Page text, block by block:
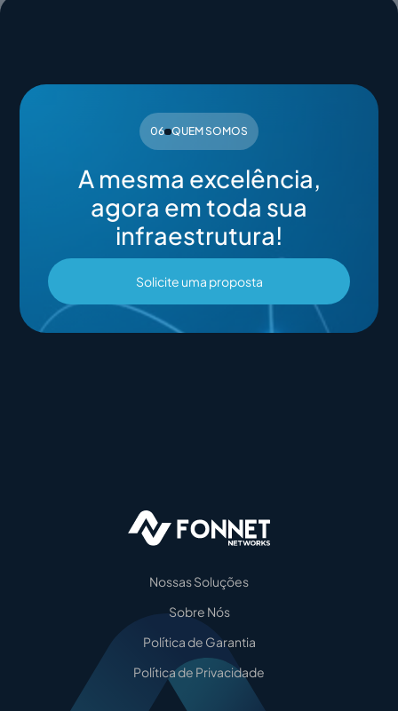
06 QUEM SOMOS
A mesma excelência,
agora em toda sua
infraestrutura!
Solicite uma proposta
Nossas Soluções
Sobre Nós
Política de Garantia
Política de Privacidade